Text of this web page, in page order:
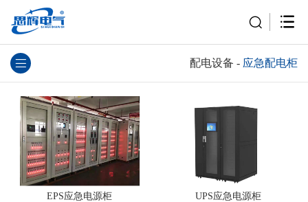
配电设备 - 应急配电柜
EPS应急电源柜 UPS应急电源柜